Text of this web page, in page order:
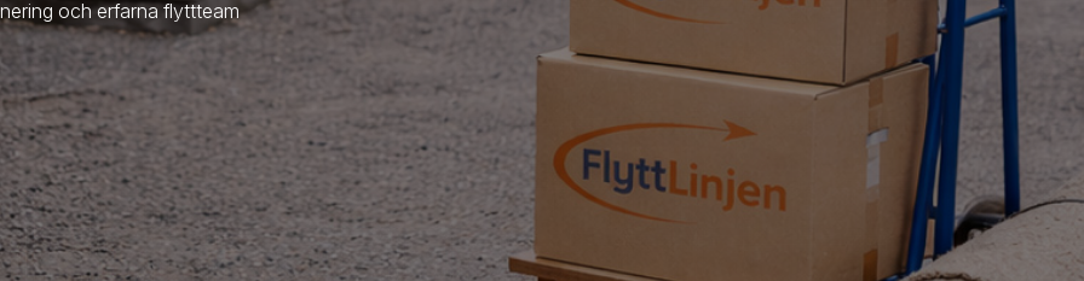
och erfarna flyttteam